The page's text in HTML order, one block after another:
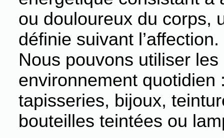
ou douloureux du corps,
définie suivant l’affection.
Nous pouvons utiliser
environnement
tapisseries, bijoux,
bouteilles teintées ou